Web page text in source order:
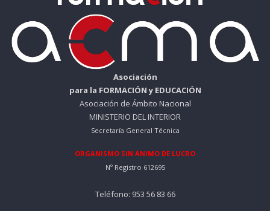
Asociación
para la FORMACIÓN y EDUCACIÓN
Asociación de Ámbito Nacional
MINISTERIO DEL INTERIOR
Secretaría General Técnica
ORGANISMO SIN ÁNIMO DE LUCRO
Nº Registro 612695
Teléfono: 953 56 83 66